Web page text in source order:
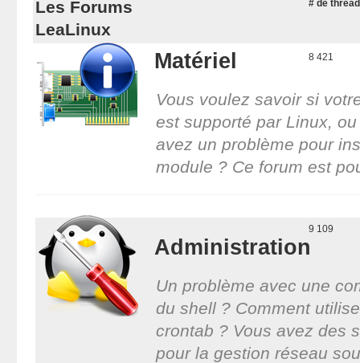
# de thread
Les Forums
LeaLinux
8 421
Matériel
Vous voulez savoir si
est supporté par Linux,
avez un problème pour
module ? Ce forum est
9 109
Administration
Un problème avec une
du shell ? Comment
crontab ? Vous avez des
pour la gestion réseau